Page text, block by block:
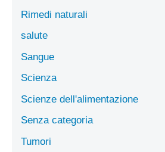
Rimedi naturali
salute
Sangue
Scienza
Scienze dell'alimentazione
Senza categoria
Tumori